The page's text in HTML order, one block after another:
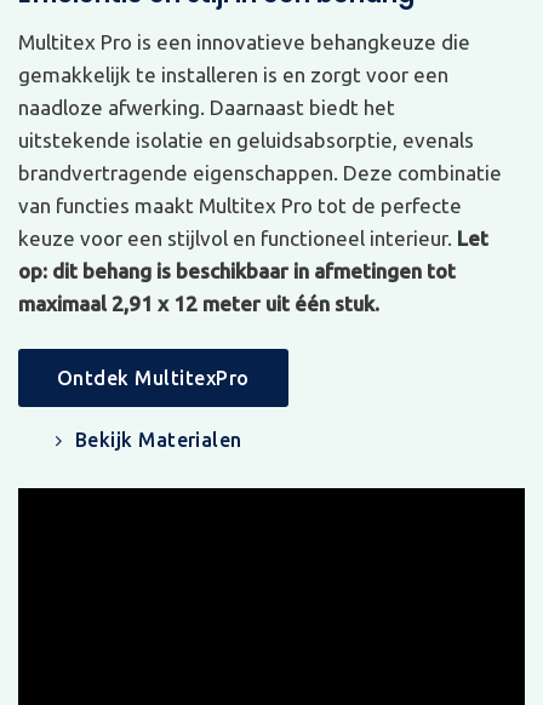
Multitex Pro is een innovatieve behangkeuze die
gemakkelijk te installeren is en zorgt voor een
naadloze afwerking. Daarnaast biedt het
uitstekende isolatie en geluidsabsorptie, evenals
brandvertragende eigenschappen. Deze combinatie
van functies maakt Multitex Pro tot de perfecte
keuze voor een stijlvol en functioneel interieur. Let
op: dit behang is beschikbaar in afmetingen tot
maximaal 2,91 x 12 meter uit één stuk.
Ontdek MultitexPro
Bekijk Materialen